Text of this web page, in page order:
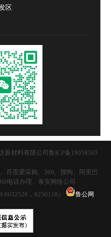
区
新材料有限公司 鲁ICP备19058585
百度爱采购、360、搜狗、阿里巴
电话办理、泰安网络公司
，8250118）
鲁公网